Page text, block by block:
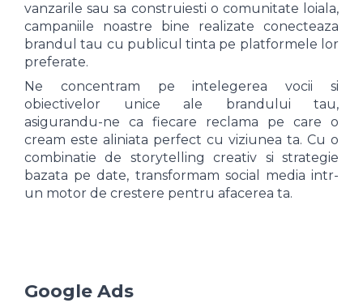
vanzarile sau sa construiesti o comunitate loiala,
campaniile noastre bine realizate conecteaza
brandul tau cu publicul tinta pe platformele lor
preferate.
Ne concentram pe intelegerea vocii si
obiectivelor unice ale brandului tau,
asigurandu-ne ca fiecare reclama pe care o
cream este aliniata perfect cu viziunea ta. Cu o
combinatie de storytelling creativ si strategie
bazata pe date, transformam social media intr-
un motor de crestere pentru afacerea ta.
Google Ads